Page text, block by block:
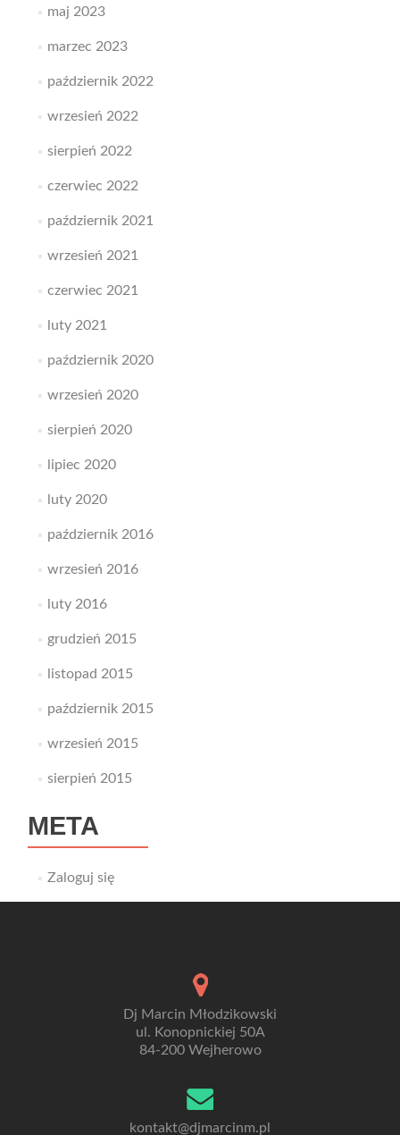
maj 2023
marzec 2023
październik 2022
wrzesień 2022
sierpień 2022
czerwiec 2022
październik 2021
wrzesień 2021
czerwiec 2021
luty 2021
październik 2020
wrzesień 2020
sierpień 2020
lipiec 2020
luty 2020
październik 2016
wrzesień 2016
luty 2016
grudzień 2015
listopad 2015
październik 2015
wrzesień 2015
sierpień 2015
META
Zaloguj się
Dj Marcin Młodzikowski
ul. Konopnickiej 50A
84-200 Wejherowo
kontakt@djmarcinm.pl